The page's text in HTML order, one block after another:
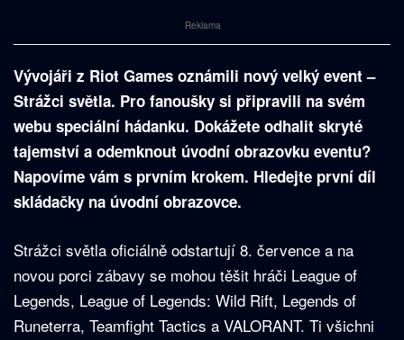
Reklama
Vývojáři z Riot Games oznámili nový velký event –
Strážci světla. Pro fanoušky si připravili na svém
webu speciální hádanku. Dokážete odhalit skryté
tajemství a odemknout úvodní obrazovku eventu?
Napovíme vám s prvním krokem. Hledejte první díl
skládačky na úvodní obrazovce.
Strážci světla oficiálně odstartují 8. července a na
novou porci zábavy se mohou těšit hráči League of
Legends, League of Legends: Wild Rift, Legends of
Runeterra, Teamfight Tactics a VALORANT. Ti všichni